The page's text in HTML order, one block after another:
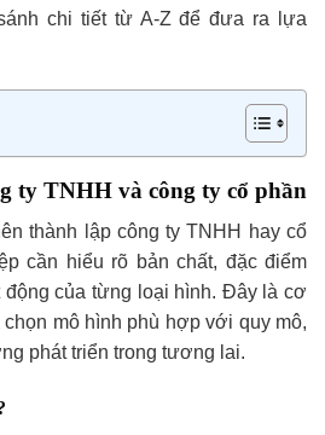
chi tiết từ A-Z để đưa ra lựa
ty TNHH và công ty cổ phần
thành lập công ty TNHH hay cổ
cần hiểu rõ bản chất, đặc điểm
động của từng loại hình. Đây là cơ
mô hình phù hợp với quy mô,
phát triển trong tương lai.